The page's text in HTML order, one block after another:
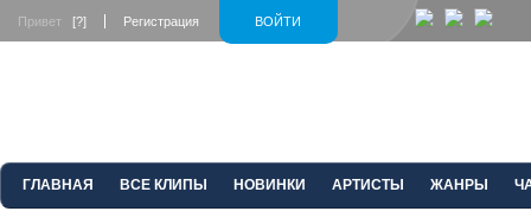
ВОЙТИ
Привет [?] Регистрация
ГЛАВНАЯ ВСЕ КЛИПЫ НОВИНКИ АРТИСТЫ ЖАНРЫ